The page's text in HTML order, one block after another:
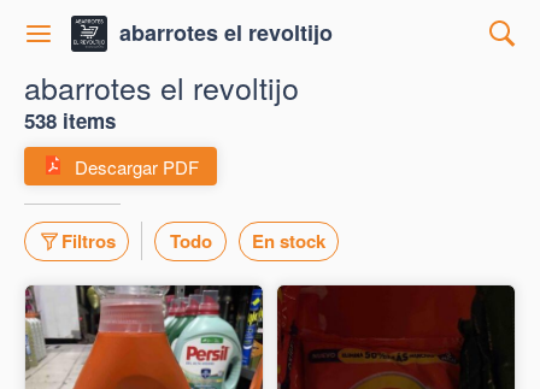
abarrotes el revoltijo
abarrotes el revoltijo
538 items
Descargar PDF
Filtros Todo En stock